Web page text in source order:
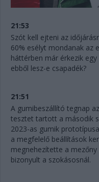
21:53
Szót kell ejteni az
60% esélyt mondanak az
háttérben már érkezik
ebből lesz-e csapadék?
21:51
A gumibeszállító tegnap
tesztet tartott a második
2023-as gumik
a megfelelő beállítások
megnehezítette a
bizonyult a szokásosnál.